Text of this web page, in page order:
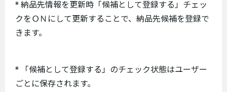
* 納品先情報を更新時「候補として登録する」チェッ
クをＯＮにして更新することで、納品先候補を登録で
きます。
* 「候補として登録する」のチェック状態はユーザー
ごとに保存されます。